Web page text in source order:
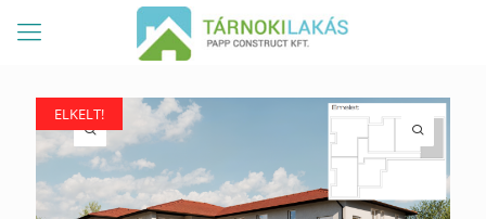
ELKELT!
ELKELT!